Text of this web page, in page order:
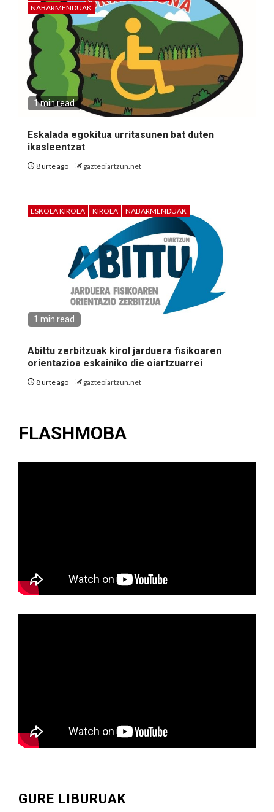
NABARMENDUAK
1 min read
Eskalada egokitua urritasunen bat duten
ikasleentzat
8 urte ago gazteoiartzun.net
ESKOLA KIROLA KIROLA NABARMENDUAK
1 min read
Abittu zerbitzuak kirol jarduera fisikoaren
orientazioa eskainiko die oiartzuarrei
8 urte ago gazteoiartzun.net
FLASHMOBA
GURE LIBURUAK